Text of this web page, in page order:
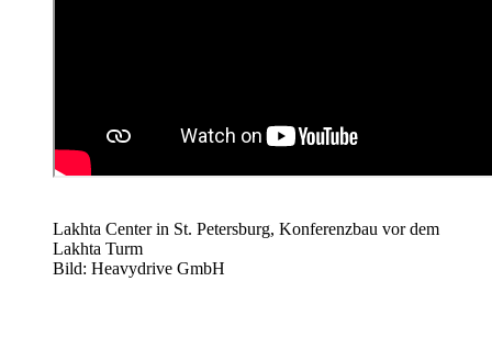
Lakhta Center in St. Petersburg, Konferenzbau vor dem
Lakhta Turm
Bild: Heavydrive GmbH